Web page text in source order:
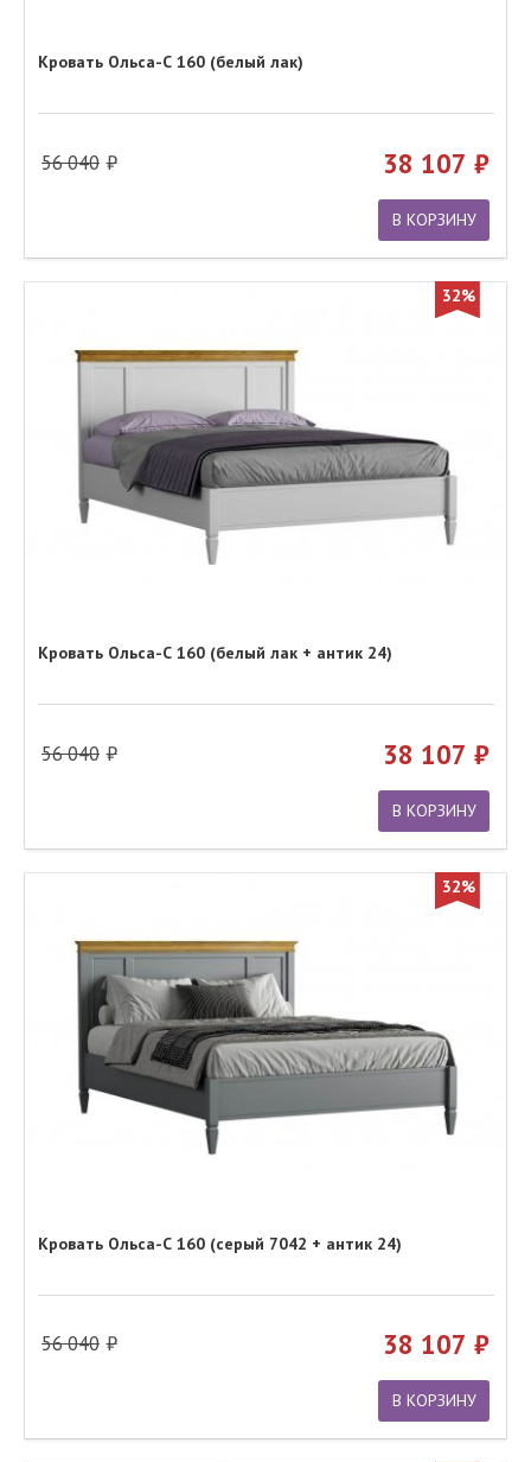
Кровать Ольса-С 160 (белый лак)
56 040 38 107
В КОРЗИНУ
32%
Кровать Ольса-С 160 (белый лак + антик 24)
56 040 38 107
В КОРЗИНУ
32%
Кровать Ольса-С 160 (серый 7042 + антик 24)
56 040 38 107
В КОРЗИНУ